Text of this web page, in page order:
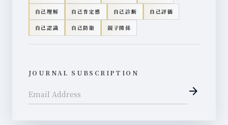
自己理解 自己肯定感 自己診断 自己評価
自己認識 自己防衛 親子関係
JOURNAL SUBSCRIPTION
arrow_forward